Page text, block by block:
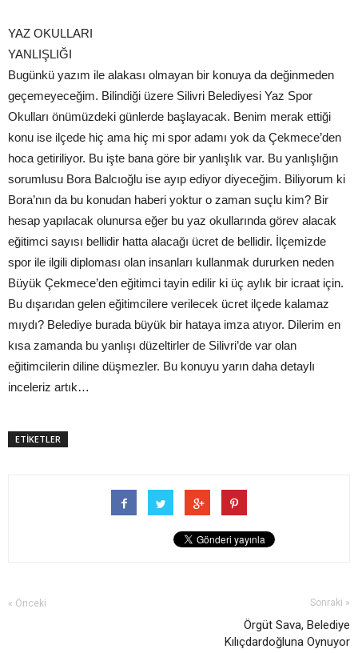
YAZ OKULLARI
YANLIŞLIĞI
Bugünkü yazım ile alakası olmayan bir konuya da değinmeden
geçemeyeceğim. Bilindiği üzere Silivri Belediyesi Yaz Spor
Okulları önümüzdeki günlerde başlayacak. Benim merak ettiği
konu ise ilçede hiç ama hiç mi spor adamı yok da Çekmece’den
hoca getiriliyor. Bu işte bana göre bir yanlışlık var. Bu yanlışlığın
sorumlusu Bora Balcıoğlu ise ayıp ediyor diyeceğim. Biliyorum ki
Bora’nın da bu konudan haberi yoktur o zaman suçlu kim? Bir
hesap yapılacak olunursa eğer bu yaz okullarında görev alacak
eğitimci sayısı bellidir hatta alacağı ücret de bellidir. İlçemizde
spor ile ilgili diploması olan insanları kullanmak dururken neden
Büyük Çekmece’den eğitimci tayin edilir ki üç aylık bir icraat için.
Bu dışarıdan gelen eğitimcilere verilecek ücret ilçede kalamaz
mıydı? Belediye burada büyük bir hataya imza atıyor. Dilerim en
kısa zamanda bu yanlışı düzeltirler de Silivri’de var olan
eğitimcilerin diline düşmezler. Bu konuyu yarın daha detaylı
inceleriz artık…
ETİKETLER
« Önceki Sonraki »
Örgüt Sava, Belediye
Kılıçdardoğluna Oynuyor